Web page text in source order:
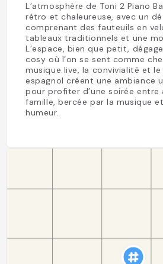
L’atmosphère de Toni 2 Piano
rétro et chaleureuse, avec un
comprenant des fauteuils en
tableaux traditionnels et une
L’espace, bien que petit,
cosy où l’on se sent comme
musique live, la convivialité et
espagnol créent une ambiance
pour profiter d’une soirée entre
famille, bercée par la musique
humeur.